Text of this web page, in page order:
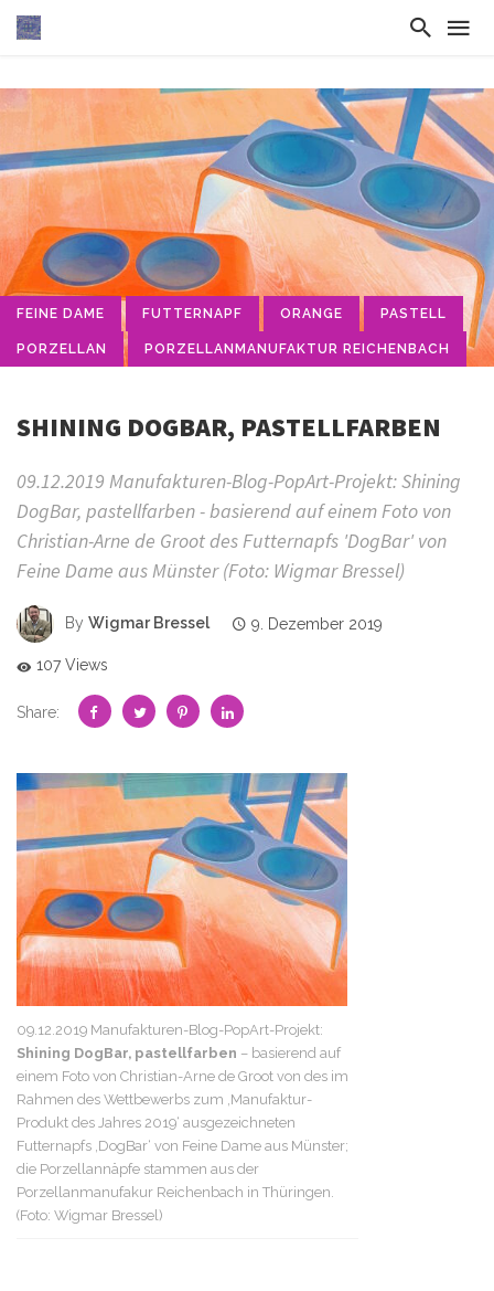
FEINE DAME FUTTERNAPF ORANGE PASTELL
PORZELLAN PORZELLANMANUFAKTUR REICHENBACH
SHINING DOGBAR, PASTELLFARBEN
09.12.2019 Manufakturen-Blog-PopArt-Projekt: Shining
DogBar, pastellfarben - basierend auf einem Foto von
Christian-Arne de Groot des Futternapfs 'DogBar' von
Feine Dame aus Münster (Foto: Wigmar Bressel)
By Wigmar Bressel 9. Dezember 2019
107 Views
Share:
09.12.2019 Manufakturen-Blog-PopArt-Projekt:
Shining DogBar, pastellfarben – basierend auf
einem Foto von Christian-Arne de Groot von des im
Rahmen des Wettbewerbs zum ‚Manufaktur-
Produkt des Jahres 2019‘ ausgezeichneten
Futternapfs ‚DogBar‘ von Feine Dame aus Münster;
die Porzellannäpfe stammen aus der
Porzellanmanufakur Reichenbach in Thüringen.
(Foto: Wigmar Bressel)